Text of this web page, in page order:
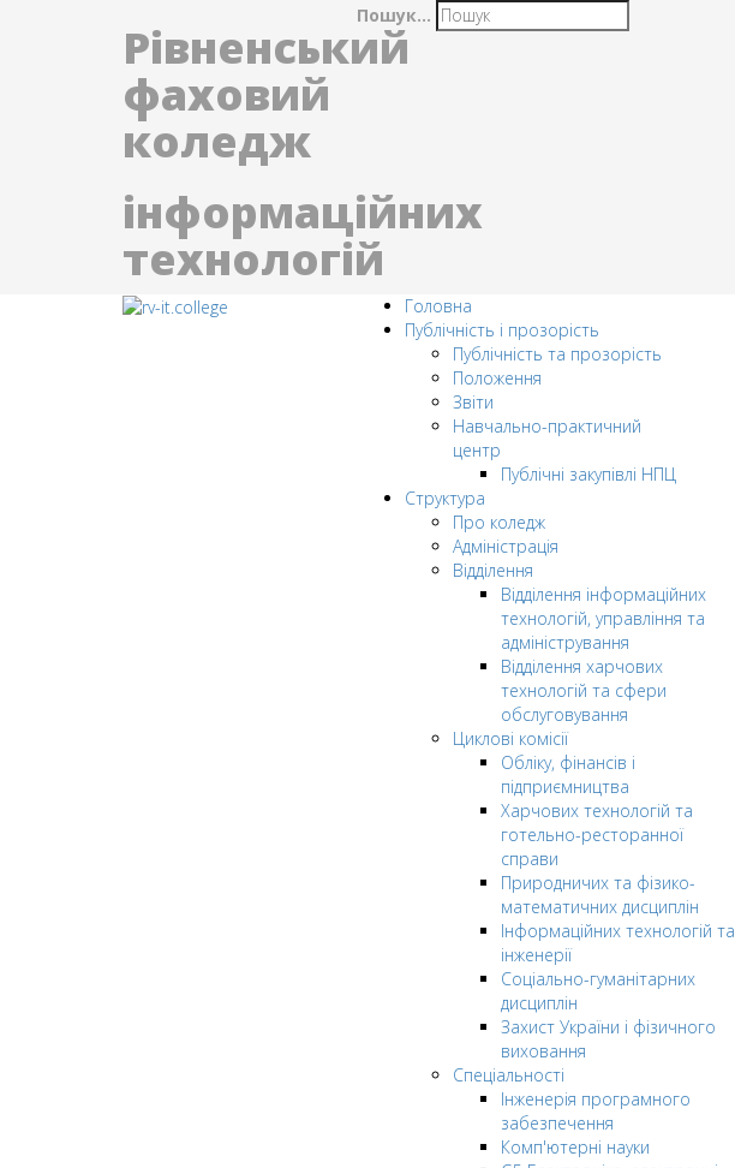
Рівненський
фаховий
коледж
інформаційних
технологій
Пошук...
Головна
Публічність і прозорість
Публічність та прозорість
Положення
Звіти
Навчально-практичний
центр
Публічні закупівлі НПЦ
Структура
Про коледж
Адміністрація
Відділення
Відділення інформаційних
технологій, управління та
адміністрування
Відділення харчових
технологій та сфери
обслуговування
Циклові комісії
Обліку, фінансів і
підприємництва
Харчових технологій та
готельно-ресторанної
справи
Природничих та фізико-
математичних дисциплін
Інформаційних технологій та
інженерії
Соціально-гуманітарних
дисциплін
Захист України і фізичного
виховання
Спеціальності
Інженерія програмного
забезпечення
Комп'ютерні науки